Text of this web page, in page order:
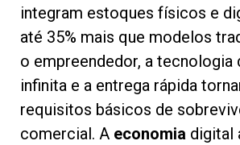
integram estoques físicos e
até 35% mais que modelos
o empreendedor, a tecnologia
infinita e a entrega rápida
requisitos básicos de
comercial. A economia digital